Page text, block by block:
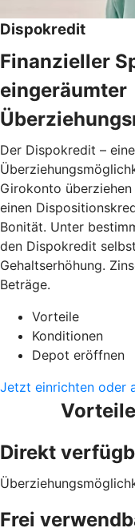
Dispokredit
Finanzieller
eingeräumter
Der Dispokredit –
Girokonto
einen
Bonität. Unter
den Dispokredit
Gehaltserhöhung.
Beträge.
Vorteile
Konditionen
Depot eröffnen
Jetzt einrichten oder
Direkt
Frei